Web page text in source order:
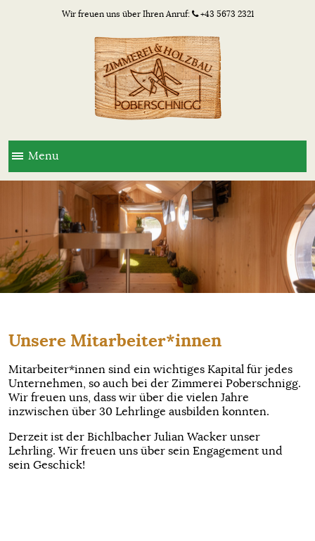
Wir freuen uns über Ihren Anruf: +43 5673 2321
Menu
Unsere Mitarbeiter*innen
Mitarbeiter*innen sind ein wichtiges Kapital für jedes
Unternehmen, so auch bei der Zimmerei Poberschnigg.
Wir freuen uns, dass wir über die vielen Jahre
inzwischen über 30 Lehrlinge ausbilden konnten.
Derzeit ist der Bichlbacher Julian Wacker unser
Lehrling. Wir freuen uns über sein Engagement und
sein Geschick!